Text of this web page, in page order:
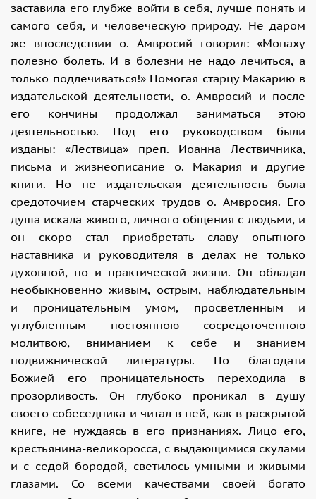
заставила его глубже войти в себя, лучше понять и
самого себя, и человеческую природу. Не даром
же впоследствии о. Амвросий говорил: «Монаху
полезно болеть. И в болезни не надо лечиться, а
только подлечиваться!» Помогая старцу Макарию в
издательской деятельности, о. Амвросий и после
его кончины продолжал заниматься этою
деятельностью. Под его руководством были
изданы: «Лествица» преп. Иоанна Лествичника,
письма и жизнеописание о. Макария и другие
книги. Но не издательская деятельность была
средоточием старческих трудов о. Амвросия. Его
душа искала живого, личного общения с людьми, и
он скоро стал приобретать славу опытного
наставника и руководителя в делах не только
духовной, но и практической жизни. Он обладал
необыкновенно живым, острым, наблюдательным
и проницательным умом, просветленным и
углубленным постоянною сосредоточенною
молитвою, вниманием к себе и знанием
подвижнической литературы. По благодати
Божией его проницательность переходила в
прозорливость. Он глубоко проникал в душу
своего собеседника и читал в ней, как в раскрытой
книге, не нуждаясь в его признаниях. Лицо его,
крестьянина-великоросса, с выдающимися скулами
и с седой бородой, светилось умными и живыми
глазами. Со всеми качествами своей богато